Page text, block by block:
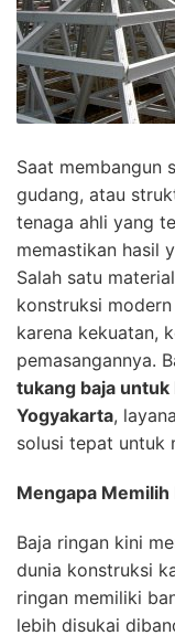
Saat membangun
gudang, atau
tenaga ahli yang
memastikan hasil
Salah satu
konstruksi
karena kekuatan,
pemasangannya.
tukang baja
Yogyakarta,
solusi tepat untuk
Mengapa
Baja ringan kini
dunia konstruksi
ringan memiliki
lebih disukai